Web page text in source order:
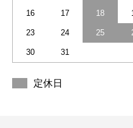
16 17 18
23 24 25
30 31
定休日